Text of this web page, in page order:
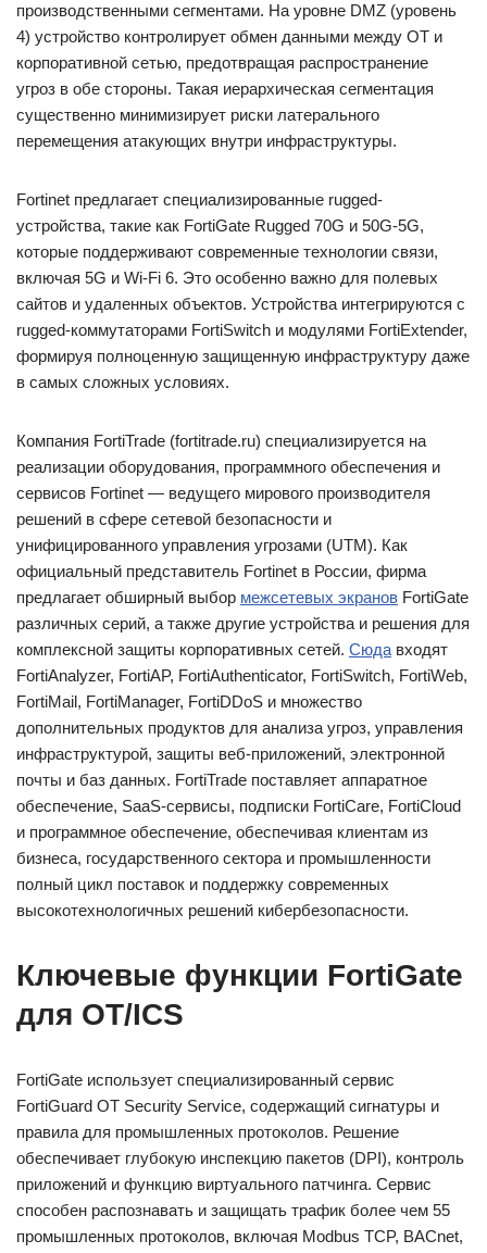
производственными сегментами. На уровне DMZ (уровень
4) устройство контролирует обмен данными между OT и
корпоративной сетью, предотвращая распространение
угроз в обе стороны. Такая иерархическая сегментация
существенно минимизирует риски латерального
перемещения атакующих внутри инфраструктуры.
Fortinet предлагает специализированные rugged-
устройства, такие как FortiGate Rugged 70G и 50G-5G,
которые поддерживают современные технологии связи,
включая 5G и Wi-Fi 6. Это особенно важно для полевых
сайтов и удаленных объектов. Устройства интегрируются с
rugged-коммутаторами FortiSwitch и модулями FortiExtender,
формируя полноценную защищенную инфраструктуру даже
в самых сложных условиях.
Компания FortiTrade (fortitrade.ru) специализируется на
реализации оборудования, программного обеспечения и
сервисов Fortinet — ведущего мирового производителя
решений в сфере сетевой безопасности и
унифицированного управления угрозами (UTM). Как
официальный представитель Fortinet в России, фирма
предлагает обширный выбор межсетевых экранов FortiGate
различных серий, а также другие устройства и решения для
комплексной защиты корпоративных сетей. Сюда входят
FortiAnalyzer, FortiAP, FortiAuthenticator, FortiSwitch, FortiWeb,
FortiMail, FortiManager, FortiDDoS и множество
дополнительных продуктов для анализа угроз, управления
инфраструктурой, защиты веб-приложений, электронной
почты и баз данных. FortiTrade поставляет аппаратное
обеспечение, SaaS-сервисы, подписки FortiCare, FortiCloud
и программное обеспечение, обеспечивая клиентам из
бизнеса, государственного сектора и промышленности
полный цикл поставок и поддержку современных
высокотехнологичных решений кибербезопасности.
Ключевые функции FortiGate
для OT/ICS
FortiGate использует специализированный сервис
FortiGuard OT Security Service, содержащий сигнатуры и
правила для промышленных протоколов. Решение
обеспечивает глубокую инспекцию пакетов (DPI), контроль
приложений и функцию виртуального патчинга. Сервис
способен распознавать и защищать трафик более чем 55
промышленных протоколов, включая Modbus TCP, BACnet,